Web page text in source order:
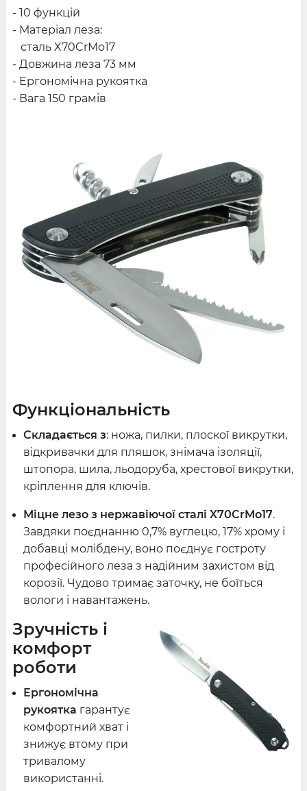
- 10 функцій
- Матеріал леза:
сталь X70CrMo17
- Довжина леза 73 мм
- Ергономічна рукоятка
- Вага 150 грамів
Функціональність
Складається з: ножа, пилки, плоскої викрутки,
відкривачки для пляшок, знімача ізоляції,
штопора, шила, льодоруба, хрестової викрутки,
кріплення для ключів.
Міцне лезо з нержавіючої сталі X70CrMo17.
Завдяки поєднанню 0,7% вуглецю, 17% хрому і
добавці молібдену, воно поєднує гостроту
професійного леза з надійним захистом від
корозії. Чудово тримає заточку, не боїться
вологи і навантажень.
Зручність і
комфорт
роботи
Ергономічна
рукоятка гарантує
комфортний хват і
знижує втому при
тривалому
використанні.